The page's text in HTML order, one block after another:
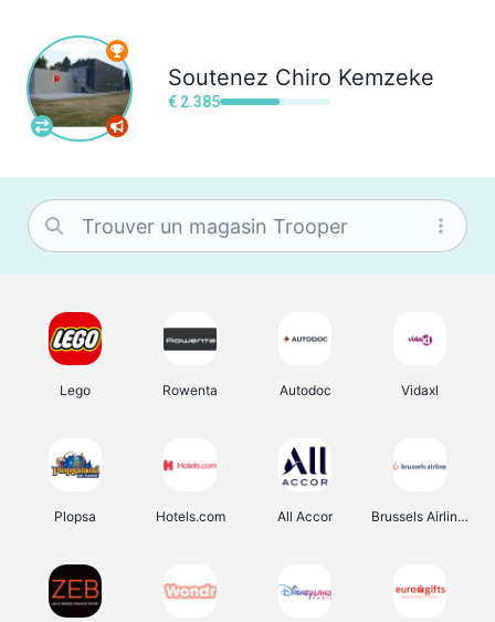
Soutenez Chiro Kemzeke
€ 2.385
Lego Rowenta Autodoc Vidaxl
Plopsa Hotels.com All Accor Brussels Airlines